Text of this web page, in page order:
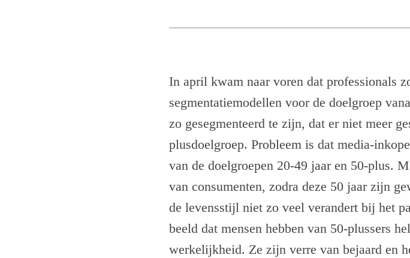
In april kwam naar voren dat professionals
segmentatiemodellen voor de doelgroep
zo gesegmenteerd te zijn, dat er niet meer
plusdoelgroep. Probleem is dat media-
van de doelgroepen 20-49 jaar en 50-plus.
van consumenten, zodra deze 50 jaar zijn
de levensstijl niet zo veel verandert bij het
beeld dat mensen hebben van 50-plussers
werkelijkheid. Ze zijn verre van bejaard en